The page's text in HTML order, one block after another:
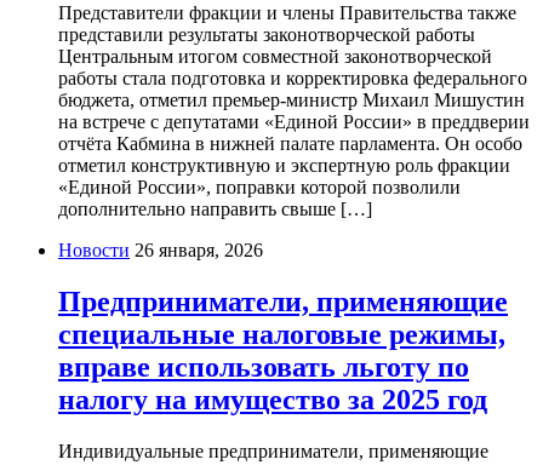
Представители фракции и члены Правительства также
представили результаты законотворческой работы
Центральным итогом совместной законотворческой
работы стала подготовка и корректировка федерального
бюджета, отметил премьер-министр Михаил Мишустин
на встрече с депутатами «Единой России» в преддверии
отчёта Кабмина в нижней палате парламента. Он особо
отметил конструктивную и экспертную роль фракции
«Единой России», поправки которой позволили
дополнительно направить свыше […]
Новости 26 января, 2026
Предприниматели, применяющие
специальные налоговые режимы,
вправе использовать льготу по
налогу на имущество за 2025 год
Индивидуальные предприниматели, применяющие